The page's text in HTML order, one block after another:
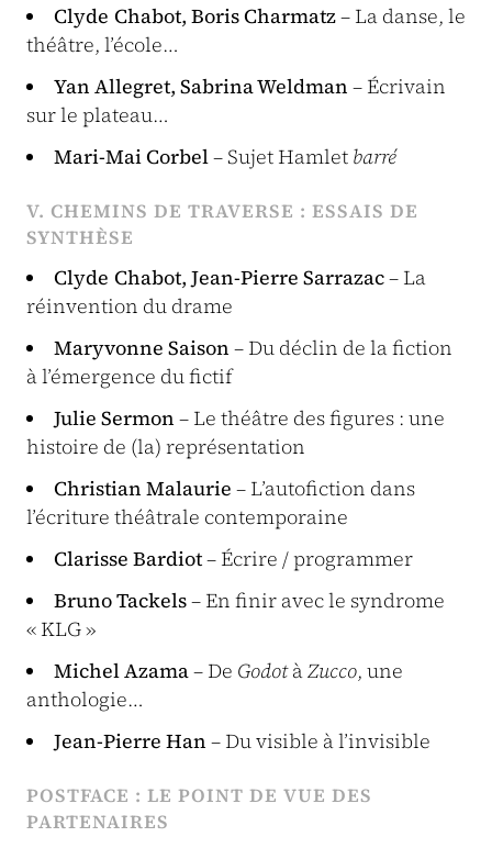
Clyde Chabot, Boris Charmatz– La danse, le
théâtre, l’école…
Yan Allegret, Sabrina Weldman – Écrivain
sur le plateau…
Mari-Mai Corbel– Sujet Hamlet barré
V. CHEMINS DE TRAVERSE : ESSAIS DE
SYNTHÈSE
Clyde Chabot, Jean-Pierre Sarrazac– La
réinvention du drame
Maryvonne Saison – Du déclin de la fiction
à l’émergence du fictif
Julie Sermon – Le théâtre des figures : une
histoire de (la) représentation
Christian Malaurie – L’autofiction dans
l’écriture théâtrale contemporaine
Clarisse Bardiot– Écrire / programmer
Bruno Tackels– En finir avec le syndrome
« KLG »
Michel Azama– De GodotàZucco, une
anthologie…
Jean-Pierre Han – Du visible à l’invisible
POSTFACE : LE POINT DE VUE DES
PARTENAIRES